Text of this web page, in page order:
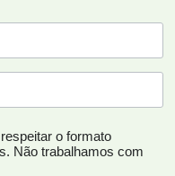
o formato
Não trabalhamos com